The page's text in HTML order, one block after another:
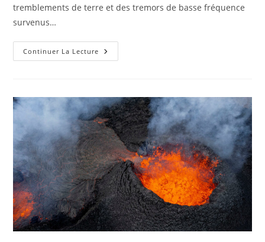
tremblements de terre et des tremors de basse fréquence
survenus…
Continuer La Lecture 17
Juin
Shishaldin
,
Indonésie
:
Lewotobi
Laki-
Laki
,
Colombie
:
Galeras
,
Equateur
:
Sangay
,
Guatemala